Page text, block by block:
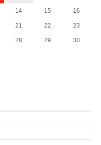
14 15 16
21 22 23
28 29 30